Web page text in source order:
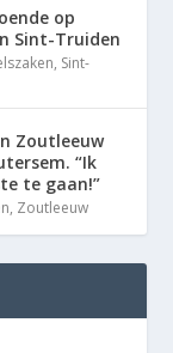
op
Sint-Truiden
, Sint-
Zoutleeuw
“Ik
te gaan!”
, Zoutleeuw